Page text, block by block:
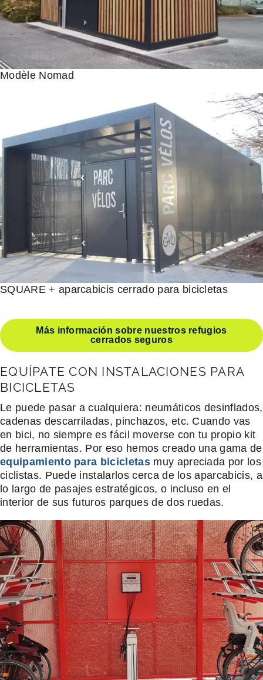
Modèle Nomad
SQUARE + aparcabicis cerrado para bicicletas
Más información sobre nuestros refugios
cerrados seguros
EQUÍPATE CON INSTALACIONES PARA
BICICLETAS
Le puede pasar a cualquiera: neumáticos desinflados,
cadenas descarriladas, pinchazos, etc. Cuando vas
en bici, no siempre es fácil moverse con tu propio kit
de herramientas. Por eso hemos creado una gama de
equipamiento para bicicletasmuy apreciada por los
ciclistas. Puede instalarlos cerca de los aparcabicis, a
lo largo de pasajes estratégicos, o incluso en el
interior de sus futuros parques de dos ruedas.